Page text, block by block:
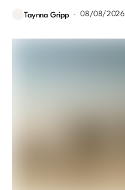
Taynna Gripp 08/08/2026